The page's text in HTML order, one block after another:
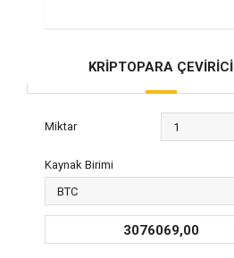
KRİPTOPARA ÇEVİRİCİ
Miktar
Kaynak Birimi
3076069,00